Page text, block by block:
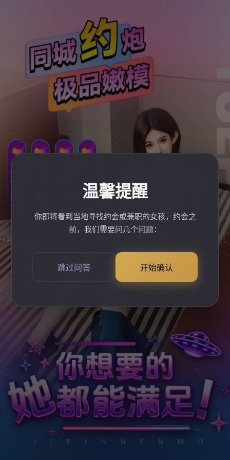
温馨提醒
你即将看到当地寻找约会或兼职的女孩，约会之
前，我们需要问几个问题：
跳过问答 开始确认